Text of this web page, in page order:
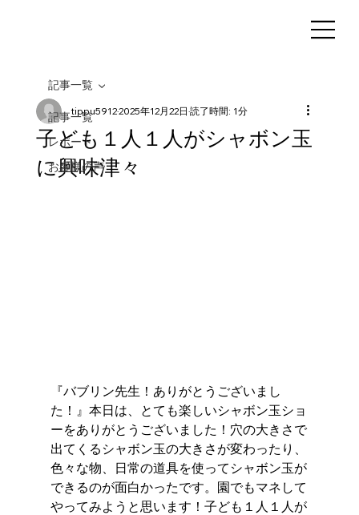
記事一覧
レポート
お客様の声
記事一覧
子ども１人１人がシャボン玉
に興味津々
tippu59122025年12月22日 読了時間: 1分
『バブリン先生！ありがとうございまし
た！』本日は、とても楽しいシャボン玉ショ
ーをありがとうございました！穴の大きさで
出てくるシャボン玉の大きさが変わったり、
色々な物、日常の道具を使ってシャボン玉が
できるのが面白かったです。園でもマネして
やってみようと思います！子ども１人１人が